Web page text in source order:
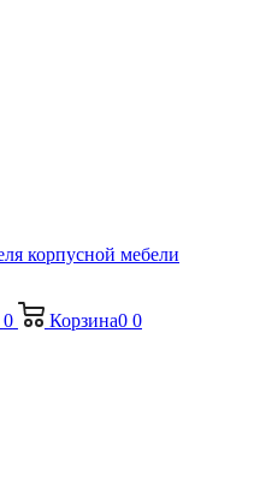
0 Корзина0 0